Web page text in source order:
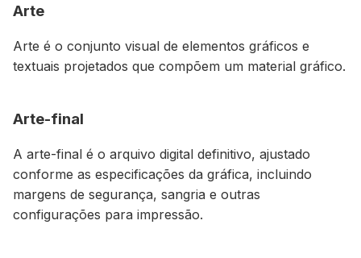
Arte
Arte é o conjunto visual de elementos gráficos e
textuais projetados que compõem um material gráfico.
Arte-final
A arte-final é o arquivo digital definitivo, ajustado
conforme as especificações da gráfica, incluindo
margens de segurança, sangria e outras
configurações para impressão.